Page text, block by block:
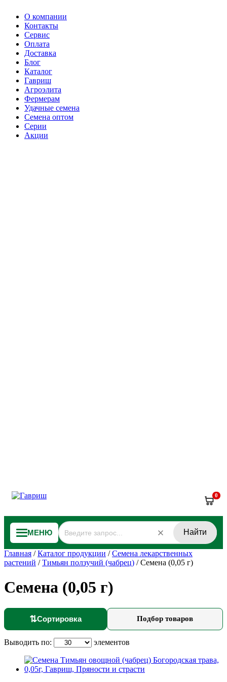
О компании
Контакты
Сервис
Оплата
Доставка
Блог
Каталог
Гавриш
Агроэлита
Фермерам
Удачные семена
Семена оптом
Серии
Акции
0
МЕНЮ Найти
Главная /Каталог продукции /Семена лекарственных
растений /Тимьян ползучий (чабрец) /Семена (0,05 г)
Семена (0,05 г)
⇅Сортировка Подбор товаров
Выводить по: элементов